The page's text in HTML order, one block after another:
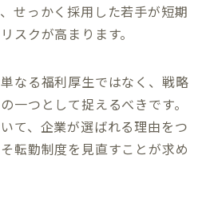
せっかく採用した若手が短期
スクが高まります。
なる福利厚生ではなく、戦略
一つとして捉えるべきです。
て、企業が選ばれる理由をつ
転勤制度を見直すことが求め